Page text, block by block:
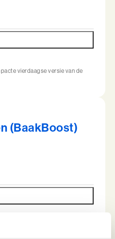
vierdaagse versie van de
(BaakBoost)